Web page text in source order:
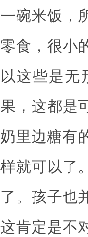
一碗米饭，
零食，很小
以这些是无
果，这都是
奶里边糖有
样就可以了
了。孩子也
这肯定是不